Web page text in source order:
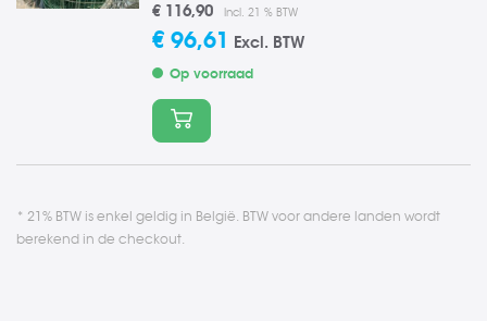
€ 116,90
Incl. 21 % BTW
€ 96,61 Excl. BTW
Op voorraad
* 21% BTW is enkel geldig in België. BTW voor andere landen wordt
berekend in de checkout.